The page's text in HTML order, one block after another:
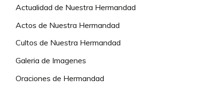
Actualidad de Nuestra Hermandad
Actos de Nuestra Hermandad
Cultos de Nuestra Hermandad
Galeria de Imagenes
Oraciones de Hermandad